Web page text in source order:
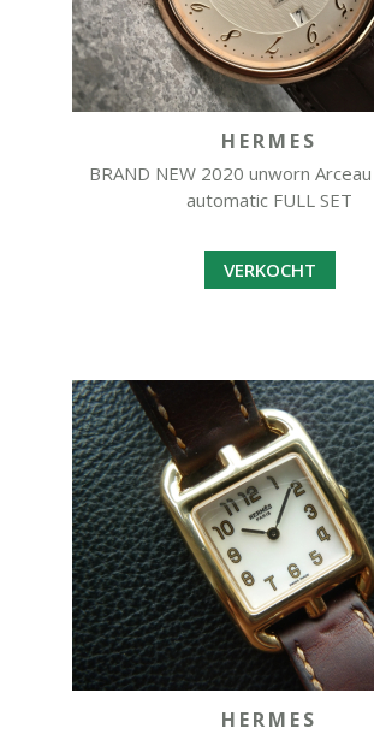
HERMES
BRAND NEW 2020 unworn
automatic FULL SET
VERKOCHT
HERMES